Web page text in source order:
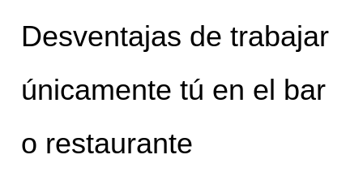
Desventajas de trabajar
únicamente tú en el bar
o restaurante